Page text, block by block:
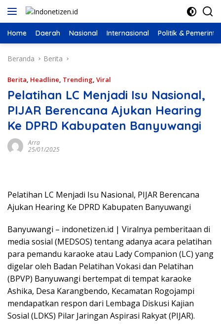
Langsung
Home Daerah Nasional Internasional Politik &
Beranda Berita
Berita, Headline, Trending, Viral
Pelatihan LC Menjadi Isu Nasional,
PIJAR Berencana Ajukan Hearing
Ke DPRD Kabupaten Banyuwangi
Arra
25/01/2025
Pelatihan LC Menjadi Isu Nasional, PIJAR Berencana
Ajukan Hearing Ke DPRD Kabupaten Banyuwangi
Banyuwangi – indonetizen.id | Viralnya pemberitaan di
media sosial (MEDSOS) tentang adanya acara pelatihan
para pemandu karaoke atau Lady Companion (LC) yang
digelar oleh Badan Pelatihan Vokasi dan Pelatihan
(BPVP) Banyuwangi bertempat di tempat karaoke
Ashika, Desa Karangbendo, Kecamatan Rogojampi
mendapatkan respon dari Lembaga Diskusi Kajian
Sosial (LDKS) Pilar Jaringan Aspirasi Rakyat (PIJAR).